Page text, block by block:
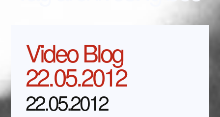
Video Blog
22.05.2012
22.05.2012